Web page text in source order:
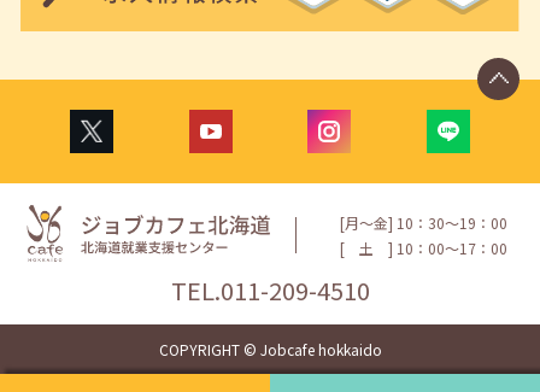
[月〜金] 10：30〜19：00
[
土 ] 10：00〜17：00
TEL.011-209-4510
COPYRIGHT © Jobcafe hokkaido